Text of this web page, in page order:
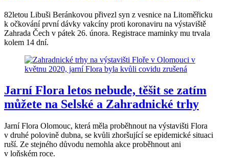
82letou Libuši Beránkovou přivezl syn z vesnice na Litoměřicku
k očkování první dávky vakcíny proti koronaviru na výstaviště
Zahrada Čech v pátek 26. února. Registrace maminky mu trvala
kolem 14 dní.
Jarní Flora letos nebude, těšit se zatím
můžete na Selské a Zahradnické trhy
Jarní Flora Olomouc, která měla proběhnout na výstavišti Flora
v druhé polovině dubna, se kvůli zhoršující se epidemické situaci
ruší. Ze stejného důvodu nemohla akce proběhnout ani
v loňském roce.